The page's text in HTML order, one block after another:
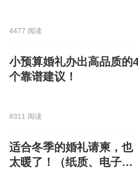
4477 阅读
小预算婚礼办出高品质的
个靠谱建议！
8311 阅读
适合冬季的婚礼请柬，也
太暖了！（纸质、电子都